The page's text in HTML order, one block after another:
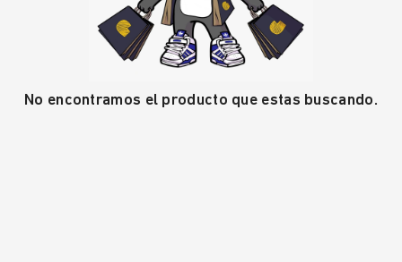
No encontramos el producto que estas buscando.